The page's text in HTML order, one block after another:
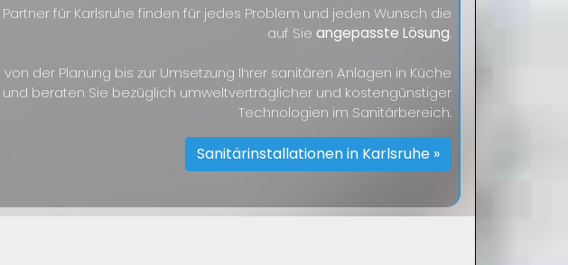
für Karlsruhe finden für jedes Problem und jeden Wunsch die
auf Sieangepasste Lösung.
von der Planung bis zur Umsetzung Ihrer sanitären Anlagen in Küche
beraten Sie bezüglich umweltverträglicher und kostengünstiger
Technologien im Sanitärbereich.
Sanitärinstallationen in Karlsruhe »